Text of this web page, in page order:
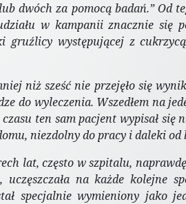
dwóch za pomocą badań.” Od
w kampanii znacznie się
gruźlicy występującej z
niż sześć nie przejęło się
do wyleczenia. Wszedłem na
ten sam pacjent wypisał się
niezdolny do pracy i daleki od
lat, często w szpitalu,
na każde kolejne
specjalnie wymieniony jako